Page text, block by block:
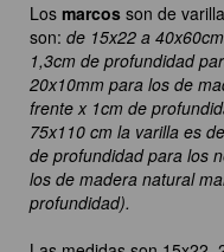
Los marcos son de
son: de 15x22 a
1,3cm de profundidad
20x10mm para los de
frente x 1cm de
75x110 cm la varilla es
de profundidad para los
los de madera natural
profundidad).